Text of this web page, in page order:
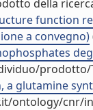
della
function
a convegno)
prodotto/
a glutamine
ontology/cnr/